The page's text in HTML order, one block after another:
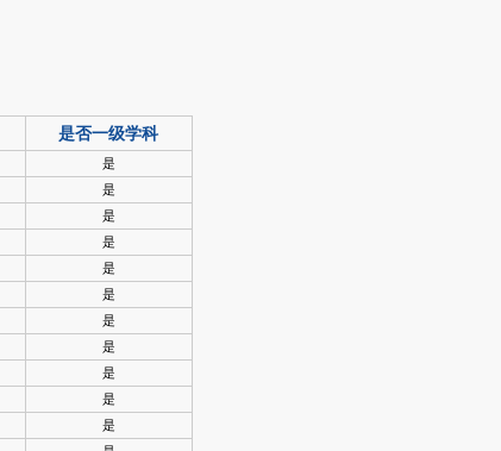
是否一级学科
是
是
是
是
是
是
是
是
是
是
是